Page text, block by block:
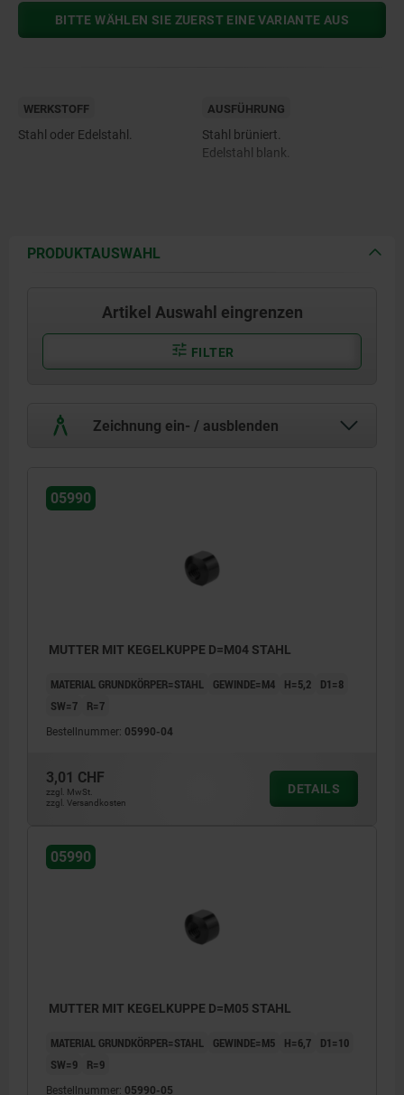
BITTE WÄHLEN SIE ZUERST EINE VARIANTE AUS
WERKSTOFF
Stahl oder Edelstahl.
AUSFÜHRUNG
Stahl brüniert.
Edelstahl blank.
PRODUKTAUSWAHL
Artikel Auswahl eingrenzen
FILTER
Zeichnung ein- / ausblenden
05990
MUTTER MIT KEGELKUPPE D=M04 STAHL
MATERIAL GRUNDKÖRPER=STAHL GEWINDE=M4 H=5,2
D1=8
SW=7
R=7
Bestellnummer: 05990-04
3,01 CHF
zzgl. MwSt.
zzgl. Versandkosten
DETAILS
05990
MUTTER MIT KEGELKUPPE D=M05 STAHL
MATERIAL GRUNDKÖRPER=STAHL GEWINDE=M5 H=6,7
D1=10
SW=9
R=9
Bestellnummer: 05990-05